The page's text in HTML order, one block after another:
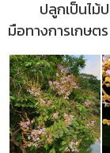
ปลูกเป็นไม้
มือทางการเกษตร